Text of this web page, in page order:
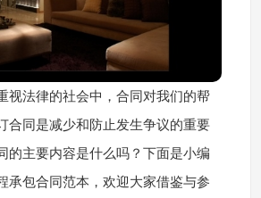
视法律的社会中，合同对我们的帮
合同是减少和防止发生争议的重要
的主要内容是什么吗？下面是小编
承包合同范本，欢迎大家借鉴与参